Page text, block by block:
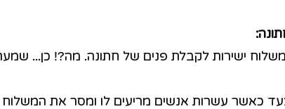
ישירות לקבלת פנים של חתונה. מה?! כן...
כאשר עשרות אנשים מריעים לו ומסר את